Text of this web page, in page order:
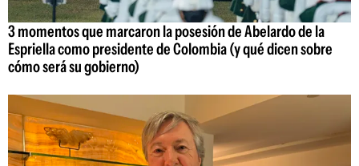
3 momentos que marcaron la posesión de Abelardo de la
Espriella como presidente de Colombia (y qué dicen sobre
cómo será su gobierno)